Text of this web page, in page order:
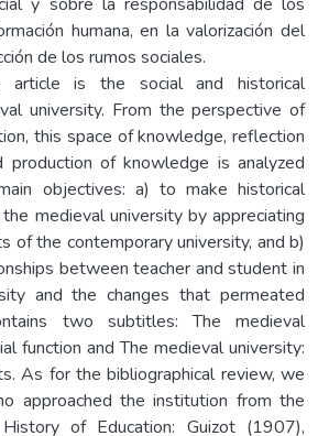
humana, en la valorización del
de los rumos sociales.
is the social and historical
university. From the perspective of
this space of knowledge, reflection
production of knowledge is analyzed
objectives: a) to make historical
medieval university by appreciating
of the contemporary university, and b)
between teacher and student in
and the changes that permeated
two subtitles: The medieval
function and The medieval university:
As for the bibliographical review, we
approached the institution from the
of Education: Guizot (1907),